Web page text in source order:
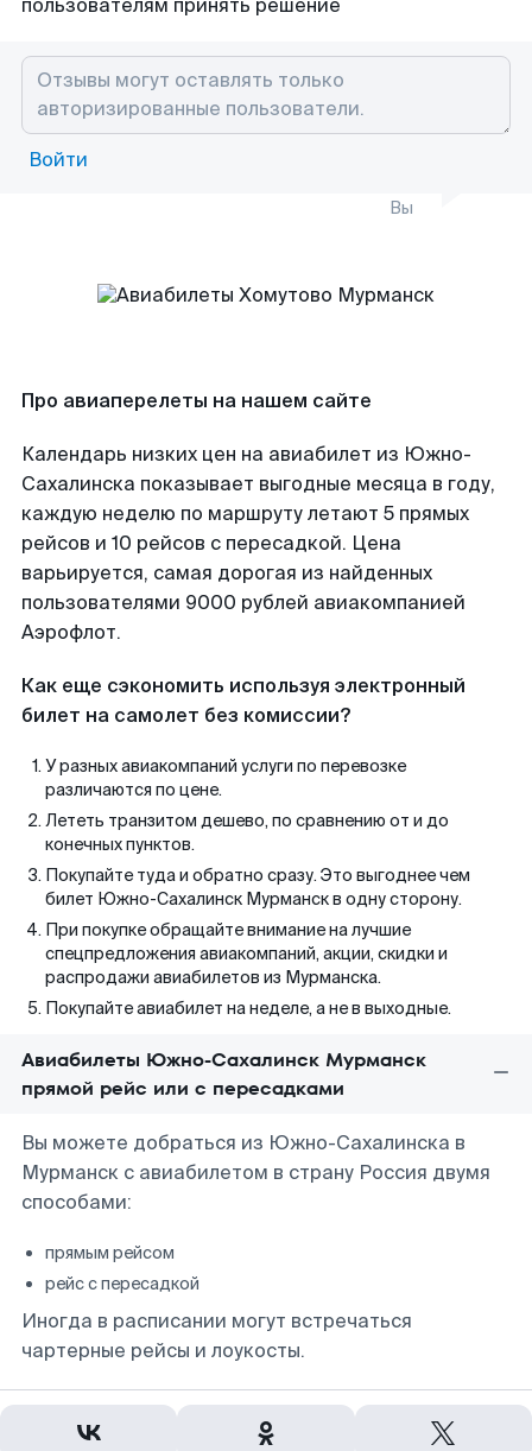
пользователям принять решение
Войти
Вы
Про авиаперелеты на нашем сайте
Календарь низких цен на авиабилет из Южно-
Сахалинска показывает выгодные месяца в году,
каждую неделю по маршруту летают 5 прямых
рейсов и 10 рейсов с пересадкой. Цена
варьируется, самая дорогая из найденных
пользователями 9000 рублей авиакомпанией
Аэрофлот.
Как еще сэкономить используя электронный
билет на самолет без комиссии?
У разных авиакомпаний услуги по перевозке
различаются по цене.
Лететь транзитом дешево, по сравнению от и до
конечных пунктов.
Покупайте туда и обратно сразу. Это выгоднее чем
билет Южно-Сахалинск Мурманск в одну сторону.
При покупке обращайте внимание на лучшие
спецпредложения авиакомпаний, акции, скидки и
распродажи авиабилетов из Мурманска.
Покупайте авиабилет на неделе, а не в выходные.
Авиабилеты Южно-Сахалинск Мурманск
прямой рейс или с пересадками
Вы можете добраться из Южно-Сахалинска в
Мурманск с авиабилетом в страну Россия двумя
способами:
прямым рейсом
рейс с пересадкой
Иногда в расписании могут встречаться
чартерные рейсы и лоукосты.